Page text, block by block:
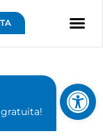
Abrir